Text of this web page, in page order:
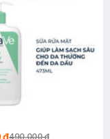
₫490.000 ₫